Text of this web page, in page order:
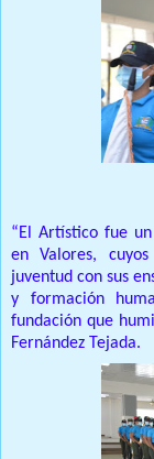
“El Artístico fue
en Valores,
juventud con sus
y formación
fundación que
Fernández Tejada.